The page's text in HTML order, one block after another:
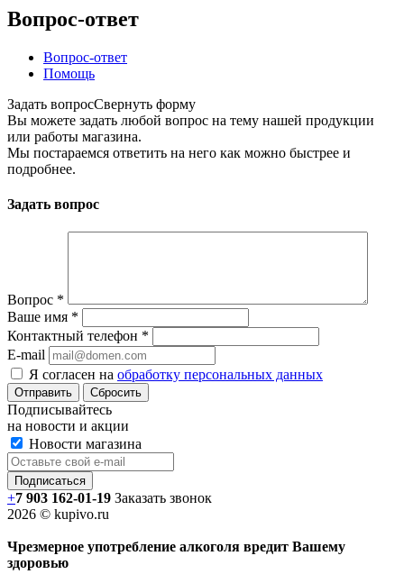
Вопрос-ответ
Вопрос-ответ
Помощь
Задать вопросСвернуть форму
Вы можете задать любой вопрос на тему нашей продукции
или работы магазина.
Мы постараемся ответить на него как можно быстрее и
подробнее.
Задать вопрос
Вопрос *
Ваше имя *
Контактный телефон *
E-mail
Я согласен на обработку персональных данных
Сбросить
Подписывайтесь
на новости и акции
Новости магазина
+7 903 162-01-19 Заказать звонок
2026 © kupivo.ru
Чрезмерное употребление алкоголя вредит Вашему
здоровью